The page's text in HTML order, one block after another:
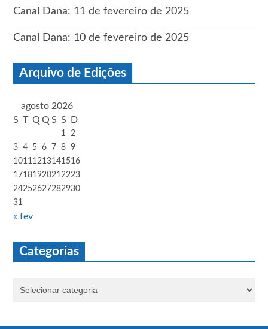
Canal Dana: 11 de fevereiro de 2025
Canal Dana: 10 de fevereiro de 2025
Arquivo de Edições
agosto 2026
S T Q Q S S D
1
2
3 4 5 6 7 8 9
1011 1213141516
1718192021 2223
24252627282930
31
« fev
Categorias